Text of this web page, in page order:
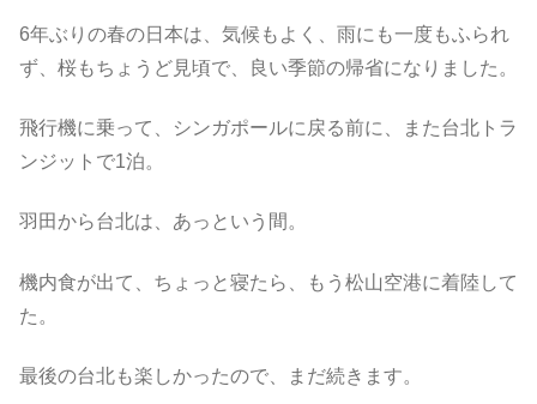
6年ぶりの春の日本は、気候もよく、雨にも一度もふられ
ず、桜もちょうど見頃で、良い季節の帰省になりました。
飛行機に乗って、シンガポールに戻る前に、また台北トラ
ンジットで1泊。
羽田から台北は、あっという間。
機内食が出て、ちょっと寝たら、もう松山空港に着陸して
た。
最後の台北も楽しかったので、まだ続きます。